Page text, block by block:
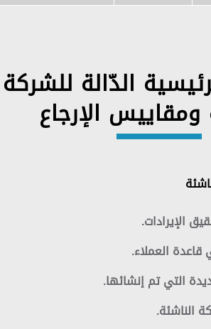
الدّالة للشركة
ومقاييس الإرجاع
الإيرادات.
قاعدة العملاء.
التي تم إنشائها.
الناشئة.